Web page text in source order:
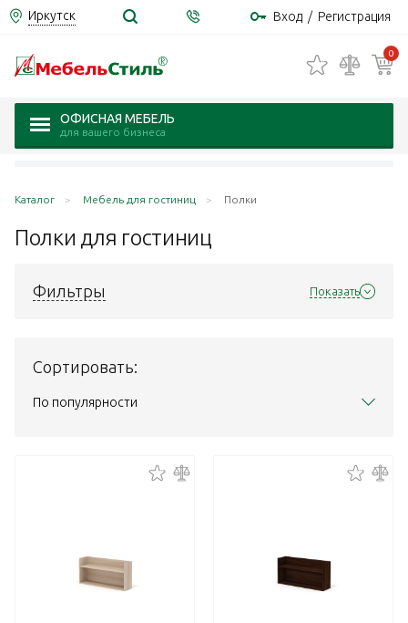
Иркутск Вход / Регистрация
0
ОФИСНАЯ МЕБЕЛЬ
для вашего бизнеса
Каталог Мебель для гостиниц Полки
Полки для гостиниц
Фильтры Показать
Сортировать:
По популярности